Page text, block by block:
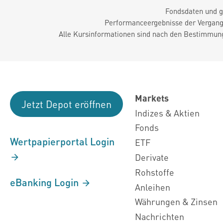
Fondsdaten und
Performanceergebnisse der
Alle Kursinformationen sind nach den
Jetzt Depot eröffnen
Wertpapierportal Login
eBanking Login
Markets
Indizes & Aktien
Fonds
ETF
Derivate
Rohstoffe
Anleihen
Währungen & Zinsen
Nachrichten